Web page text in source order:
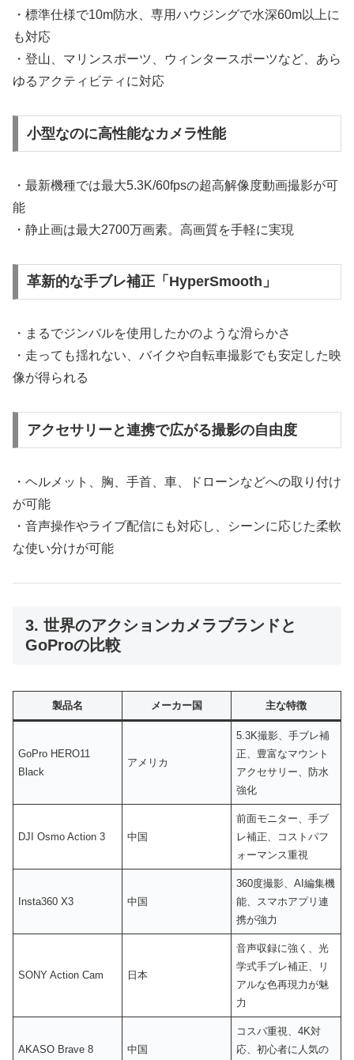
・標準仕様で10m防水、専用ハウジングで水深60m以上に
も対応
・登山、マリンスポーツ、ウィンタースポーツなど、あら
ゆるアクティビティに対応
小型なのに高性能なカメラ性能
・最新機種では最大5.3K/60fpsの超高解像度動画撮影が可
能
・静止画は最大2700万画素。高画質を手軽に実現
革新的な手ブレ補正「HyperSmooth」
・まるでジンバルを使用したかのような滑らかさ
・走っても揺れない、バイクや自転車撮影でも安定した映
像が得られる
アクセサリーと連携で広がる撮影の自由度
・ヘルメット、胸、手首、車、ドローンなどへの取り付け
が可能
・音声操作やライブ配信にも対応し、シーンに応じた柔軟
な使い分けが可能
3. 世界のアクションカメラブランドと
GoProの比較
製品名 メーカー国 主な特徴
GoPro HERO11
Black
アメリカ
5.3K撮影、手ブレ補
正、豊富なマウント
アクセサリー、防水
強化
DJI Osmo Action 3 中国
前面モニター、手ブ
レ補正、コストパフ
ォーマンス重視
Insta360 X3 中国
360度撮影、AI編集機
能、スマホアプリ連
携が強力
SONY Action Cam 日本
音声収録に強く、光
学式手ブレ補正、リ
アルな色再現力が魅
力
AKASO Brave 8 中国
コスパ重視、4K対
応、初心者に人気の